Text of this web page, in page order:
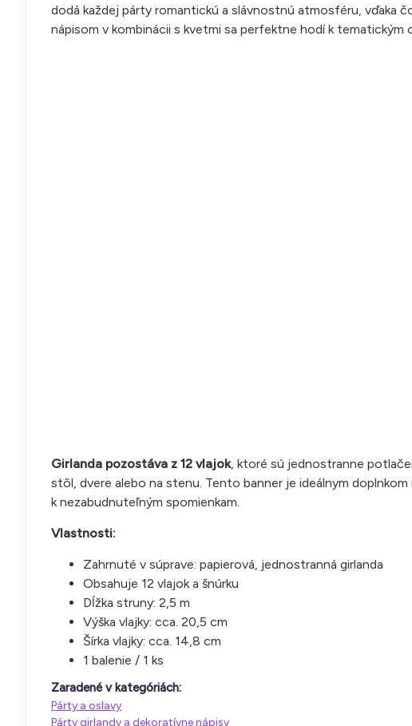
dodá každej párty romantickú a slávnostnú atmosféru, vďaka
nápisom v kombinácii s kvetmi sa perfektne hodí k tematickým
Girlanda pozostáva z 12 vlajok, ktoré sú jednostranne
stôl, dvere alebo na stenu. Tento banner je ideálnym
k nezabudnuteľným spomienkam.
Vlastnosti:
Zahrnuté v súprave: papierová, jednostranná girlanda
Obsahuje 12 vlajok a šnúrku
Dĺžka struny: 2,5 m
Výška vlajky: cca. 20,5 cm
Šírka vlajky: cca. 14,8 cm
1 balenie / 1 ks
Zaradené v kategóriách:
Párty a oslavy
Párty girlandy a dekoratívne nápisy